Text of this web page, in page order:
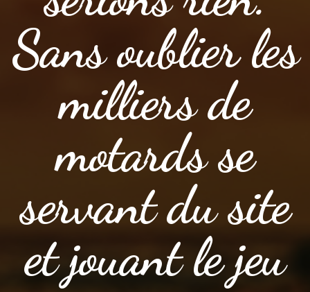
Sans oublier les
milliers de
motards se
servant du site
et jouant le jeu